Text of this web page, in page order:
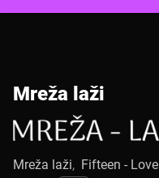
Mreža laži
Mreža laži, Fifteen - Love